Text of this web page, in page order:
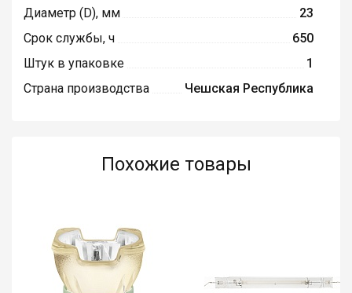
Диаметр (D), мм
23
Срок службы, ч
650
Штук в упаковке
1
Страна производства
Чешская Республика
Похожие товары